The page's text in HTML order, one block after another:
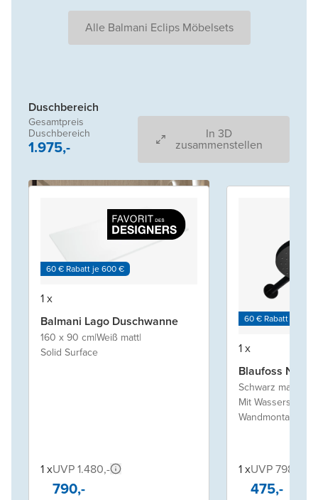
Alle Balmani Eclips Möbelsets
Duschbereich
Gesamtpreis
Duschbereich
1.975,-
In 3D
zusammenstellen
60 € Rabatt je 600 €
1 x
Balmani Lago Duschwanne
160 x 90 cm|Weiß matt|
Solid Surface
1 xUVP 1.480,-
790,-
60 € Rabatt je 600
1 x
Blaufoss Nola
Schwarz matt
Mit
Wandmontage
1 xUVP 798,-
475,-